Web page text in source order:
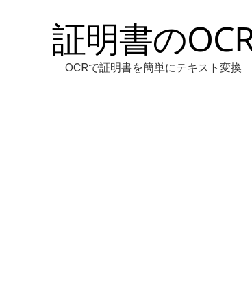
証明書の
OCRで証明書を簡単にテキスト変換